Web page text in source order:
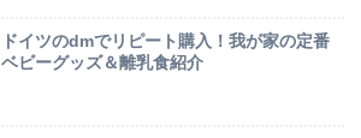
ドイツのdmでリピート購入！我が家の定番
ベビーグッズ＆離乳食紹介